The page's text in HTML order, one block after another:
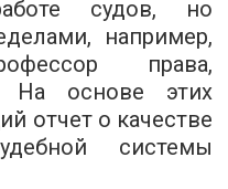
судов, но
например,
права,
На основе этих
отчет о качестве
системы